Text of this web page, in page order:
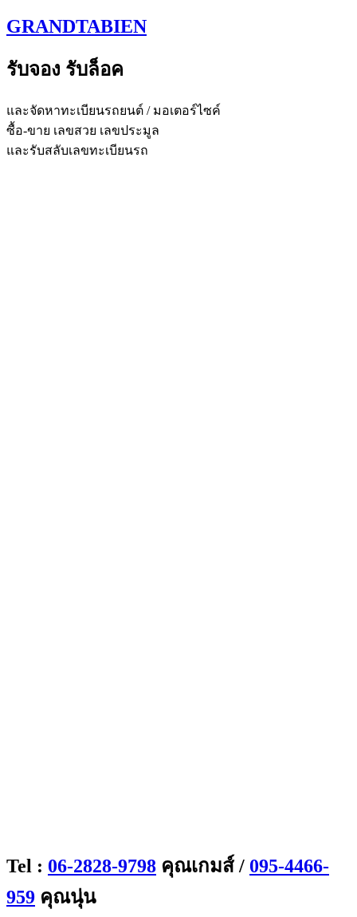
Skip
to
GRANDTABIEN
รับจอง รับล็อค
และจัดหาทะเบียนรถยนต์ / มอเตอร์ไซค์
ซื้อ-ขาย เลขสวย เลขประมูล
และรับสลับเลขทะเบียนรถ
Tel : 06-2828-9798 คุณเกมส์ / 095-4466-
959 คุณนุ่น